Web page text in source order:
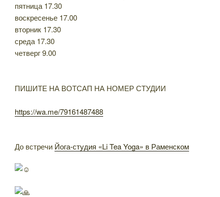
пятница 17.30
воскресенье 17.00
вторник 17.30
среда 17.30
четверг 9.00
ПИШИТЕ НА ВОТСАП НА НОМЕР СТУДИИ
https://wa.me/79161487488
До встречи Йога-студия «Li Tea Yoga» в Раменском